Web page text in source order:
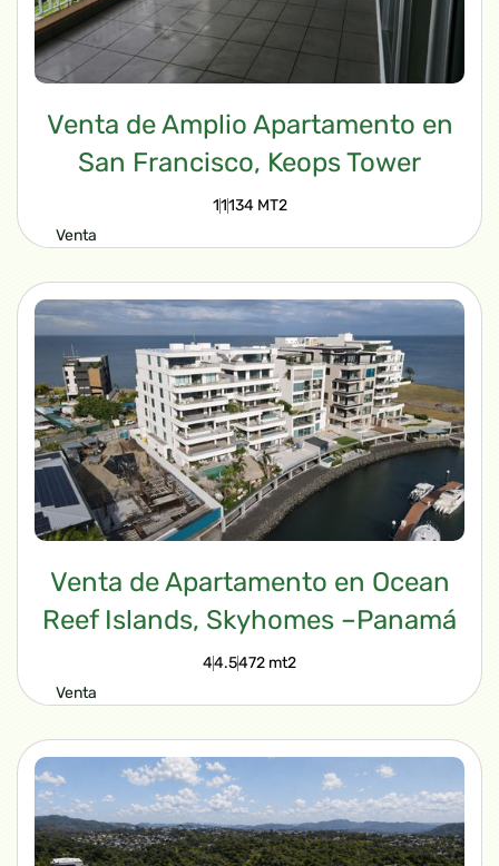
Venta de Amplio Apartamento en
San Francisco, Keops Tower
11134 MT2
$215,000.00
VIEW PROPERTY
Venta
Venta de Apartamento en Ocean
Reef Islands, Skyhomes –Panamá
44.5472 mt2
$3,200,000.00
VIEW PROPERTY
Venta